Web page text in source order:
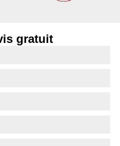
gratuit